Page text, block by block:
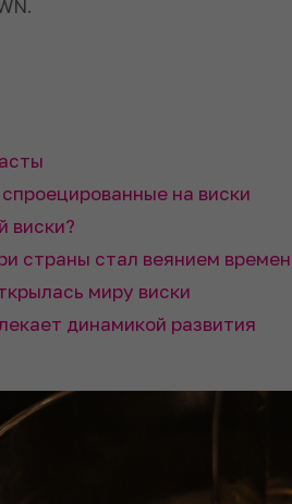
на виски
виски?
страны стал веянием
миру виски
динамикой развития